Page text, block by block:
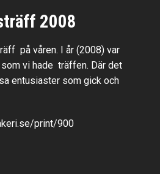
2008
på våren. I år (2008) var
vi hade träffen. Där det
entusiaster som gick och
print/900